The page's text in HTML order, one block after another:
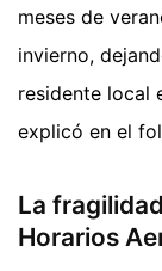
meses de
invierno,
residente local
explicó en el
La
Horarios